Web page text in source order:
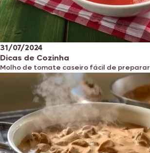
31/07/2024
Dicas de Cozinha
Molho de tomate caseiro fácil de preparar